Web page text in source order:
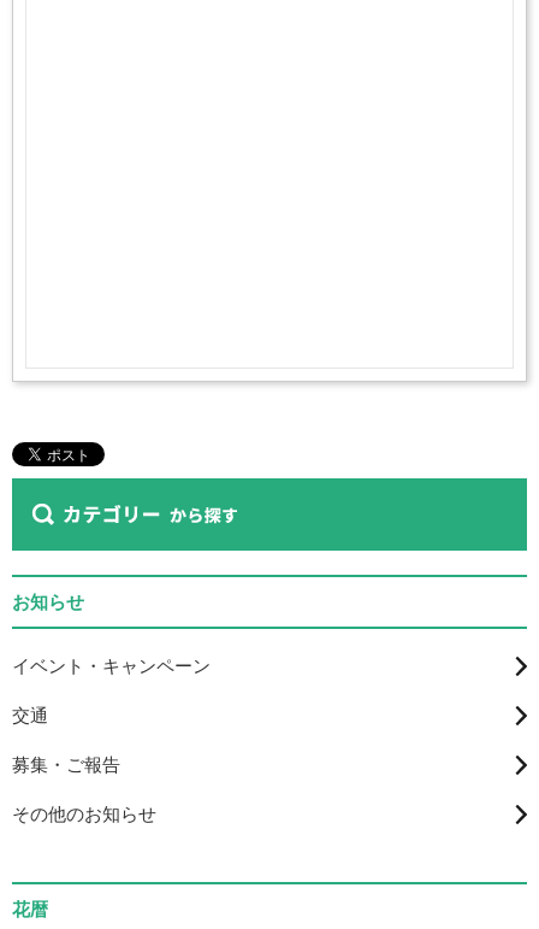
お知らせ
イベント・キャンペーン
交通
募集・ご報告
その他のお知らせ
花暦